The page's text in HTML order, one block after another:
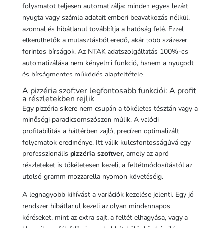
folyamatot teljesen automatizálja: minden egyes lezárt
nyugta vagy számla adatait emberi beavatkozás nélkül,
azonnal és hibátlanul továbbítja a hatóság felé. Ezzel
elkerülhetők a mulasztásból eredő, akár több százezer
forintos bírságok. Az NTAK adatszolgáltatás 100%-os
automatizálása nem kényelmi funkció, hanem a nyugodt
és bírságmentes működés alapfeltétele.
A pizzéria szoftver legfontosabb funkciói: A profit
a részletekben rejlik
Egy pizzéria sikere nem csupán a tökéletes tésztán vagy a
minőségi paradicsomszószon múlik. A valódi
profitabilitás a háttérben zajló, precízen optimalizált
folyamatok eredménye. Itt válik kulcsfontosságúvá egy
professzionális pizzéria szoftver, amely az apró
részleteket is tökéletesen kezeli, a feltétmódosítástól az
utolsó gramm mozzarella nyomon követéséig.
A legnagyobb kihívást a variációk kezelése jelenti. Egy jó
rendszer hibátlanul kezeli az olyan mindennapos
kéréseket, mint az extra sajt, a feltét elhagyása, vagy a